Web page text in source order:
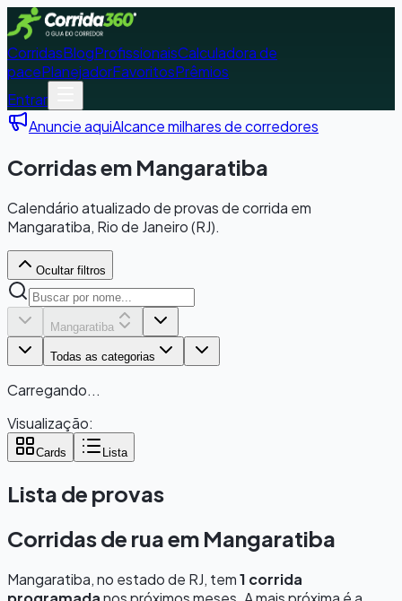
CorridasBlogProfissionaisCalculadora de
pacePlanejadorFavoritosPrêmios
Entrar
Anuncie aquiAlcance milhares de corredores
Corridas em Mangaratiba
Calendário atualizado de provas de corrida em
Mangaratiba, Rio de Janeiro (RJ).
Ocultar filtros
Mangaratiba
Todas as categorias
Carregando...
Visualização:
Cards Lista
Lista de provas
Corridas de rua em Mangaratiba
Mangaratiba, no estado de RJ, tem1 corrida